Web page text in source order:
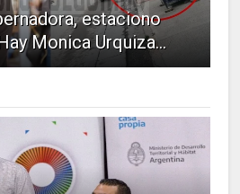
estaciono
Monica Urquiza...